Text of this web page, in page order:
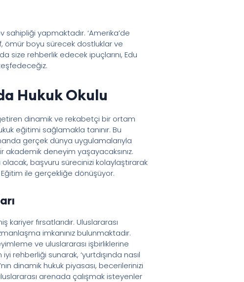
sahipliği yapmaktadır. ‘Amerika’de
ömür boyu sürecek dostluklar ve
size rehberlik edecek ipuçlarını, Edu
Hukuk Okulu
dinamik ve rekabetçi bir ortam
eğitimi sağlamakla tanınır. Bu
gerçek dünya uygulamalarıyla
akademik deneyim yaşayacaksınız.
olacak, başvuru sürecinizi kolaylaştırarak
Eğitim ile gerçekliğe dönüşüyor.
fırsatlarıdır. Uluslararası
imkanınız bulunmaktadır.
ve uluslararası işbirliklerine
rehberliği sunarak, ‘yurtdışında nasıl
dinamik hukuk piyasası, becerilerinizi
arenada çalışmak isteyenler